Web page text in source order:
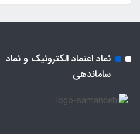
نماد اعتماد الکترونیک و نماد
ساماندهی